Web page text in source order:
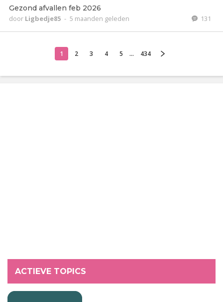
Gezond afvallen feb 2026
door Ligbedje85 - 5 maanden geleden 131
1 2 3 4 5 ... 434
ACTIEVE TOPICS